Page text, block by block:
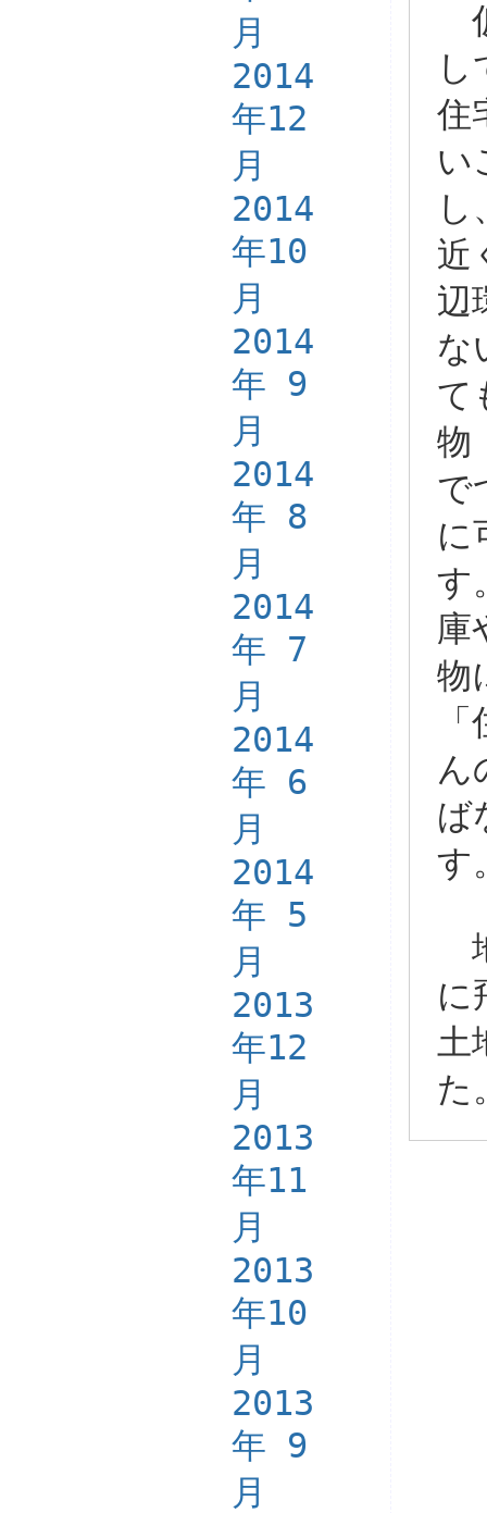
月
2014
年12
月
2014
年10
月
2014
年 9
月
2014
年 8
月
2014
年 7
月
2014
年 6
月
2014
年 5
月
2013
年12
月
2013
年11
月
2013
年10
月
2013
年 9
月
し
住
い
し
近
辺
な
て
物
で
に
す
庫
物
ん
ば
す
に
土
た